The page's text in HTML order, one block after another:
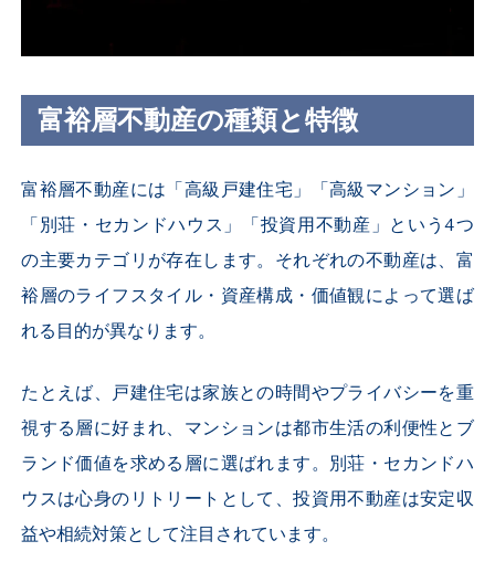
富裕層不動産の種類と特徴
富裕層不動産には「高級戸建住宅」「高級マンション」
「別荘・セカンドハウス」「投資用不動産」という4つ
の主要カテゴリが存在します。それぞれの不動産は、富
裕層のライフスタイル・資産構成・価値観によって選ば
れる目的が異なります。
たとえば、戸建住宅は家族との時間やプライバシーを重
視する層に好まれ、マンションは都市生活の利便性とブ
ランド価値を求める層に選ばれます。別荘・セカンドハ
ウスは心身のリトリートとして、投資用不動産は安定収
益や相続対策として注目されています。